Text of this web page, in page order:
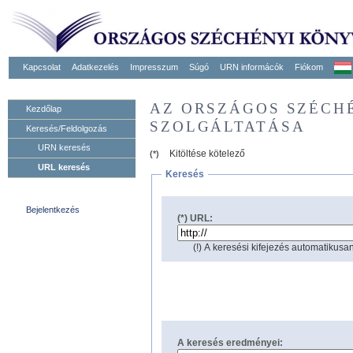
Kapcsolat Adatkezelés Impresszum Súgó URN informácók Fiókom
Kezdőlap
Keresés/Feldolgozás
URN keresés
URL keresés
Bejelentkezés
AZ ORSZÁGOS
SZOLGÁLTATÁSA
(*)
Kitöltése kötelező
Keresés
(*) URL:
(!) A keresési kifejezés
A keresés eredményei: